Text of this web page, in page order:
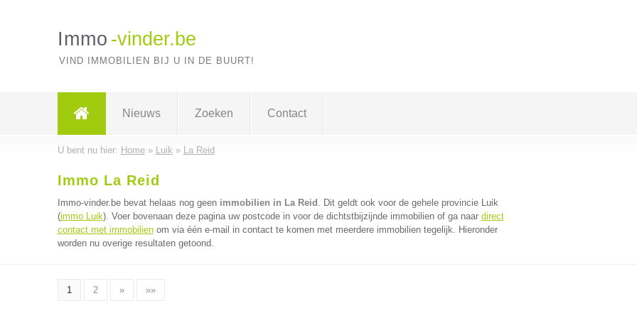
Immo -vinder.be
VIND IMMOBILIEN BIJ U IN DE BUURT!
Nieuws Zoeken Contact
U bent nu hier: Home» Luik » La Reid
Immo La Reid
Immo-vinder.be bevat helaas nog geen immobilien in La Reid . Dit geldt ook voor de gehele provincie Luik
(immo Luik). Voer bovenaan deze pagina uw postcode in voor de dichtstbijzijnde immobilien of ga naar direct
contact met immobilienom via één e-mail in contact te komen met meerdere immobilien tegelijk. Hieronder
worden nu overige resultaten getoond.
1 2 » »»